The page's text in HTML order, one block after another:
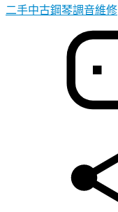
二手中古鋼琴調音維修